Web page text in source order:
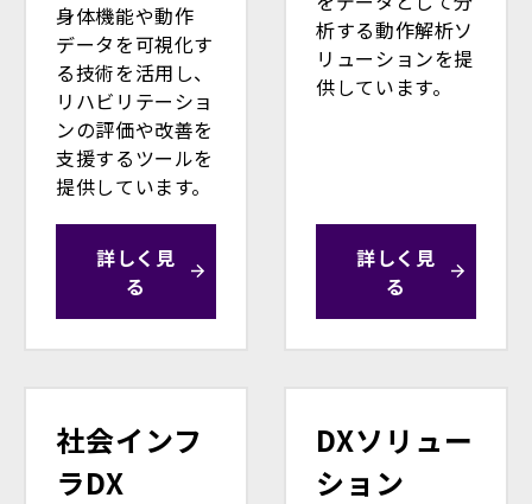
身体機能や動作
データを可視化す
る技術を活用し、
リハビリテーショ
ンの評価や改善を
支援するツールを
提供しています。
詳しく見
る
析する動作解析ソ
リューションを提
供しています。
詳しく見
る
社会インフ
ラDX
DXソリュー
ション